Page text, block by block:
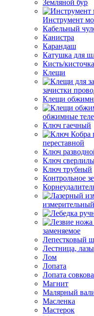
Земляной бур
Инструмент
Кабельный
Канистра
Карандаш
Катушка для
Кисть/
Клещи
зачистки
Клещи
обжимные
Ключ гаечный
переставной
Ключ
Ключ
Ключ трубный
Контрольное
заменяемое
Лепестковый
Лестница, лазы
Лом
Лопата
Лопата
Магнит
Малярный
Масленка
Мастерок